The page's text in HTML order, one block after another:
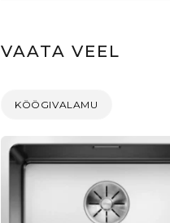
VAATA VEEL
KÖÖGIVALAMU